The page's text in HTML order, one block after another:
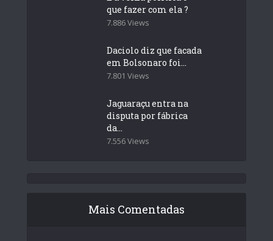
que fazer com ela ?
7.886 Views
Daciolo diz que facada
em Bolsonaro foi...
7.801 Views
Jaguaraçu entra na
disputa por fábrica
da...
7.556 Views
Mais Comentadas